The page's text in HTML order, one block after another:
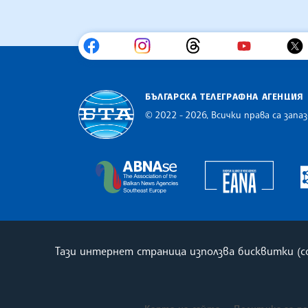
БЪЛГАРСКА ТЕЛЕГРАФНА АГЕНЦИЯ
© 2022 - 2026, Всички права са
The Assocoation of the
Тази интернет страница използва бисквитки